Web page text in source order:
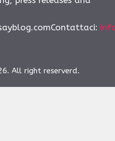
:
All right reserverd.